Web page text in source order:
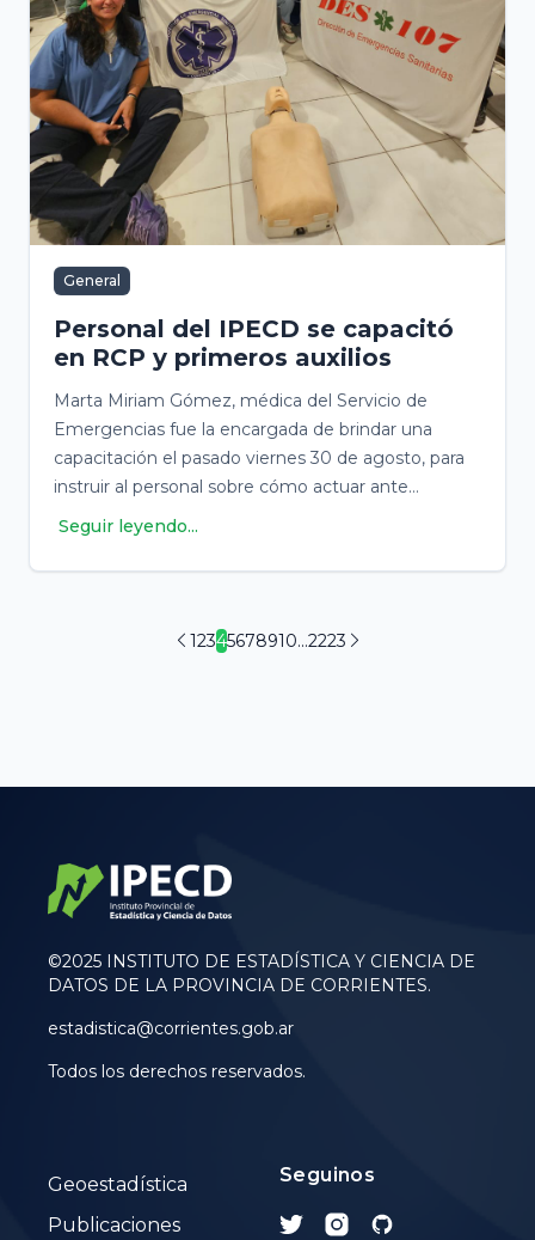
General
Personal del IPECD se capacitó
en RCP y primeros auxilios
Marta Miriam Gómez, médica del Servicio de
Emergencias fue la encargada de brindar una
capacitación el pasado viernes 30 de agosto, para
instruir al personal sobre cómo actuar ante
situaciones de emergencia
Seguir leyendo...
12345678910...2223
©2025 INSTITUTO DE ESTADÍSTICA Y CIENCIA DE
DATOS DE LA PROVINCIA DE CORRIENTES.
estadistica@corrientes.gob.ar
Todos los derechos reservados.
Geoestadística
Publicaciones
Seguinos